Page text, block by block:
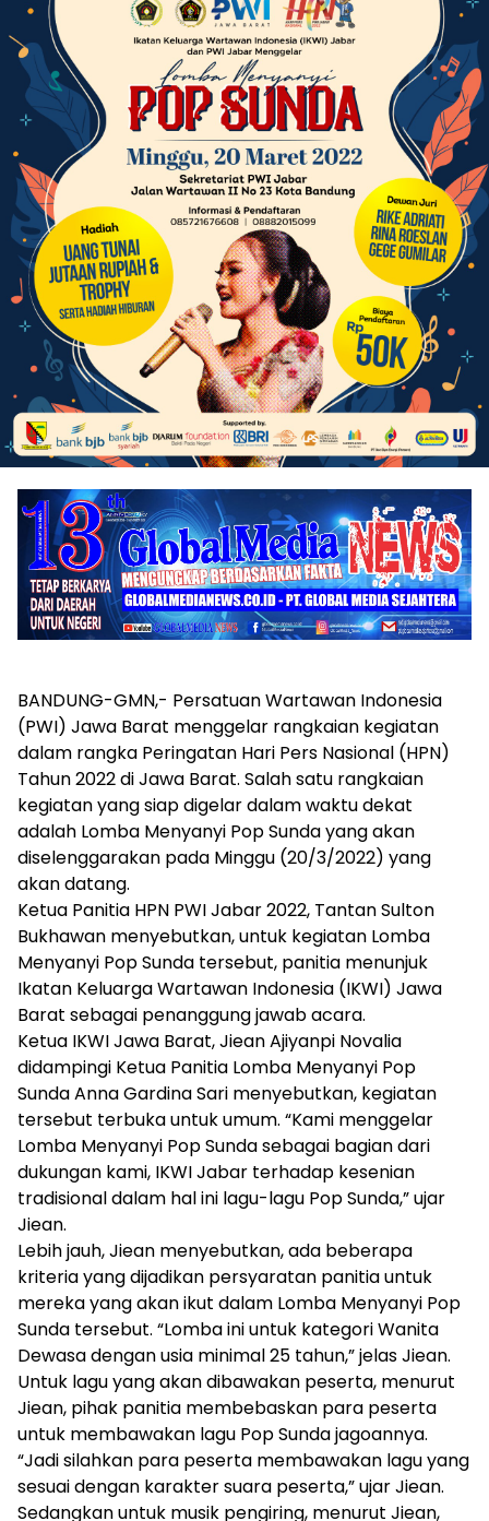
BANDUNG-GMN,- Persatuan Wartawan Indonesia
(PWI) Jawa Barat menggelar rangkaian kegiatan
dalam rangka Peringatan Hari Pers Nasional (HPN)
Tahun 2022 di Jawa Barat. Salah satu rangkaian
kegiatan yang siap digelar dalam waktu dekat
adalah Lomba Menyanyi Pop Sunda yang akan
diselenggarakan pada Minggu (20/3/2022) yang
akan datang.
Ketua Panitia HPN PWI Jabar 2022, Tantan Sulton
Bukhawan menyebutkan, untuk kegiatan Lomba
Menyanyi Pop Sunda tersebut, panitia menunjuk
Ikatan Keluarga Wartawan Indonesia (IKWI) Jawa
Barat sebagai penanggung jawab acara.
Ketua IKWI Jawa Barat, Jiean Ajiyanpi Novalia
didampingi Ketua Panitia Lomba Menyanyi Pop
Sunda Anna Gardina Sari menyebutkan, kegiatan
tersebut terbuka untuk umum. “Kami menggelar
Lomba Menyanyi Pop Sunda sebagai bagian dari
dukungan kami, IKWI Jabar terhadap kesenian
tradisional dalam hal ini lagu-lagu Pop Sunda,” ujar
Jiean.
Lebih jauh, Jiean menyebutkan, ada beberapa
kriteria yang dijadikan persyaratan panitia untuk
mereka yang akan ikut dalam Lomba Menyanyi Pop
Sunda tersebut. “Lomba ini untuk kategori Wanita
Dewasa dengan usia minimal 25 tahun,” jelas Jiean.
Untuk lagu yang akan dibawakan peserta, menurut
Jiean, pihak panitia membebaskan para peserta
untuk membawakan lagu Pop Sunda jagoannya.
“Jadi silahkan para peserta membawakan lagu yang
sesuai dengan karakter suara peserta,” ujar Jiean.
Sedangkan untuk musik pengiring, menurut Jiean,